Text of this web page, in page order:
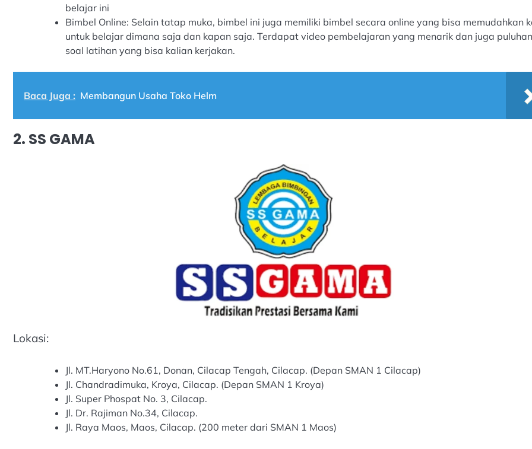
belajar ini
Bimbel Online: Selain tatap muka, bimbel ini juga memiliki bimbel secara online yang bisa memudahkan
untuk belajar dimana saja dan kapan saja. Terdapat video pembelajaran yang menarik dan juga
soal latihan yang bisa kalian kerjakan.
Baca Juga : Membangun Usaha Toko Helm
2. SS GAMA
Lokasi:
Jl. MT.Haryono No.61, Donan, Cilacap Tengah, Cilacap. (Depan SMAN 1 Cilacap)
Jl. Chandradimuka, Kroya, Cilacap. (Depan SMAN 1 Kroya)
Jl. Super Phospat No. 3, Cilacap.
Jl. Dr. Rajiman No.34, Cilacap.
Jl. Raya Maos, Maos, Cilacap. (200 meter dari SMAN 1 Maos)